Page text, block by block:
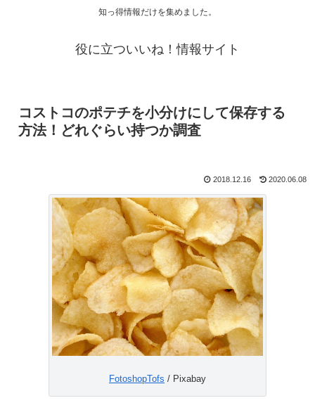
知っ得情報だけを集めました。
役に立ついいね！情報サイト
コストコのポテチを小分けにして保存する
方法！どれぐらい持つか調査
2018.12.16 2020.06.08
FotoshopTofs / Pixabay